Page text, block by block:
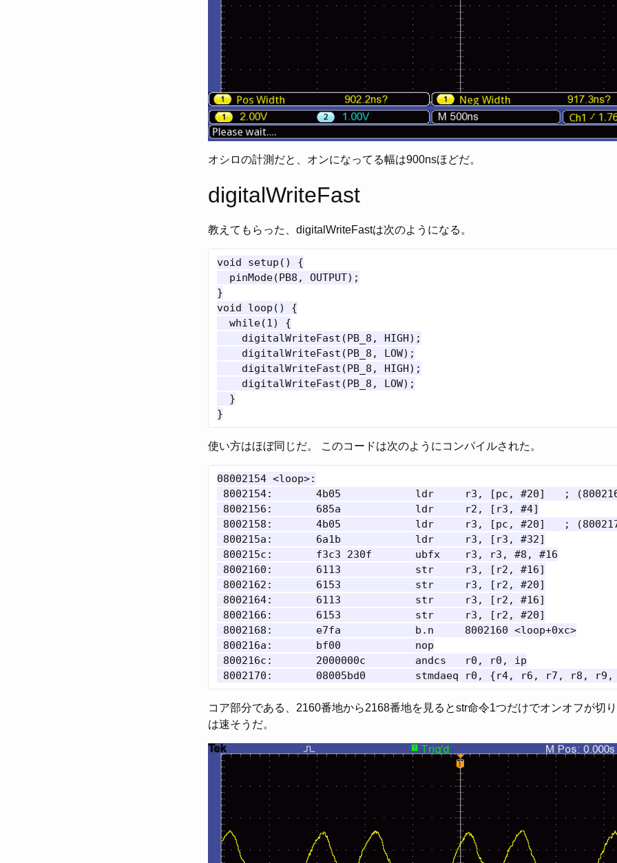
オシロの計測だと、オンになってる幅は900nsほどだ。
digitalWriteFast
教えてもらった、digitalWriteFastは次のようになる。
void setup() {
  pinMode(PB8, OUTPUT);
}
void loop() {
  while(1) {
    digitalWriteFast(PB_8, HIGH);
    digitalWriteFast(PB_8, LOW);
    digitalWriteFast(PB_8, HIGH);
    digitalWriteFast(PB_8, LOW);
  }
使い方はほぼ同じだ。 このコードは次のようにコンパイルされた。
08002154 <loop>:
8002154:       4b05            ldr     r3, [pc, #20]   ; (800216c
8002156:       685a            ldr     r2, [r3, #4]
8002158:       4b05            ldr     r3, [pc, #20]   ; (8002170
800215a:       6a1b            ldr     r3, [r3, #32]
800215c:       f3c3 230f       ubfx    r3, r3, #8, #16
8002160:       6113            str     r3, [r2, #16]
8002162:       6153            str     r3, [r2, #20]
8002164:       6113            str     r3, [r2, #16]
8002166:       6153            str     r3, [r2, #20]
8002168:       e7fa            b.n     8002160 <loop+0xc>
800216a:       bf00            nop
800216c:       2000000c        andcs   r0, r0, ip
コア部分である、2160番地から2168番地を見るとstr命令1つだけでオンオフが切
は速そうだ。